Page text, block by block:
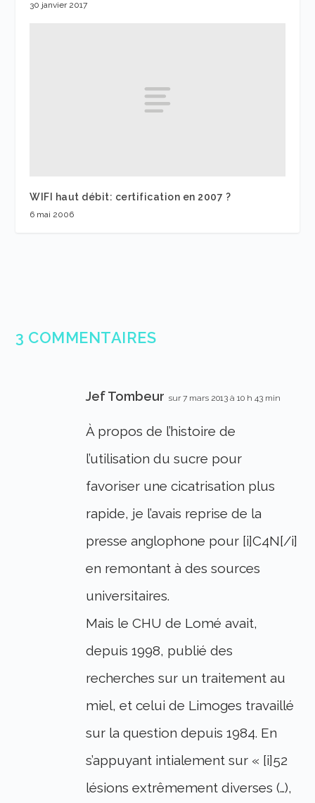
30 janvier 2017
WIFI haut débit: certification en 2007 ?
6 mai 2006
3 COMMENTAIRES
Jef Tombeur sur 7 mars 2013 à 10 h 43 min
À propos de l’histoire de
l’utilisation du sucre pour
favoriser une cicatrisation plus
rapide, je l’avais reprise de la
presse anglophone pour [i]C4N[/i]
en remontant à des sources
universitaires.
Mais le CHU de Lomé avait,
depuis 1998, publié des
recherches sur un traitement au
miel, et celui de Limoges travaillé
sur la question depuis 1984. En
s’appuyant intialement sur « [i]52
lésions extrêmement diverses (…),